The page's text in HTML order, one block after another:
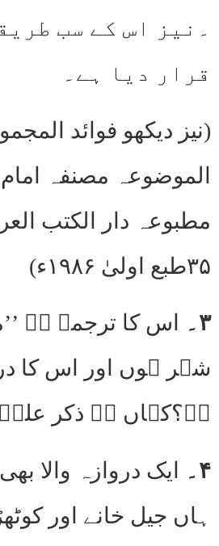
۔نیز اس کے سب
قرار دیا ہے۔
(نیز دیکھو فوائد
الموضوعہ مصنفہ
۳۵طبع اولیٰ ۱۹۸۶ء)
۳۔
اس کا ترجمہ ہے
شہر ہوں اور اس کا
ہے؟کہاں ہے ذکر
۴۔
ایک دروازہ والا
ہاں جیل خانے اور